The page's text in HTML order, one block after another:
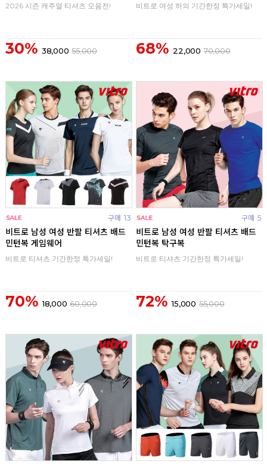
2026 시즌 캐주얼 티셔츠 모음전!
30% 38,000 55,000
비트로 여성 하의 기간한정 특가세일!
68% 22,000 70,000
구매 13
비트로 남성 여성 반팔 티셔츠 배드
민턴복 게임웨어
비트로 티셔츠 기간한정 특가세일!
70% 18,000 60,000
구매 5
비트로 남성 여성 반팔 티셔츠 배드
민턴복 탁구복
비트로 티셔츠 기간한정 특가세일!
72% 15,000 55,000